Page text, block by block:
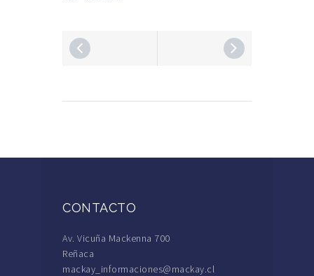
CONTACTO
Av. Vicuña Mackenna 700
Reñaca
mackay_informaciones@mackay.cl